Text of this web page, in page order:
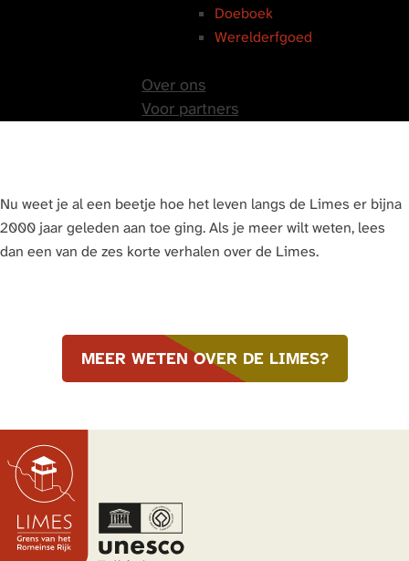
Doeboek
Werelderfgoed
Over ons
Voor partners
Nu weet je al een beetje hoe het leven langs de Limes er bijna
2000 jaar geleden aan toe ging. Als je meer wilt weten, lees
dan een van de zes korte verhalen over de Limes.
MEER WETEN OVER DE LIMES?